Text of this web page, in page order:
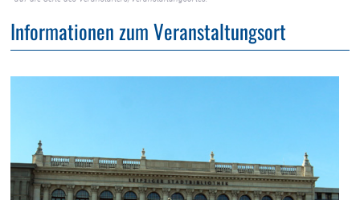
Informationen zum Veranstaltungsort